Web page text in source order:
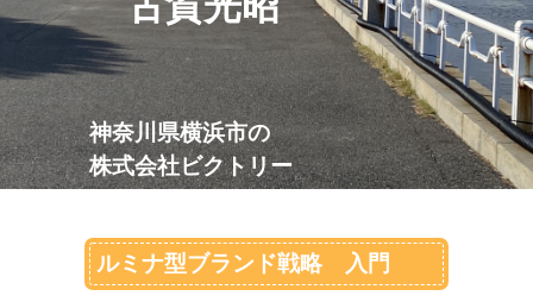
神奈川県横浜市の
株式会社ビクトリー
ルミナ型ブランド戦略 入門